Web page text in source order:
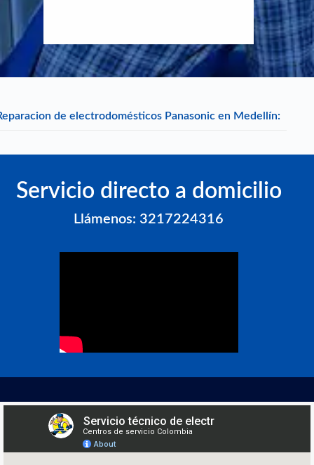
de electrodomésticos Panasonic en Medellín:
Servicio directo a domicilio
Llámenos: 3217224316